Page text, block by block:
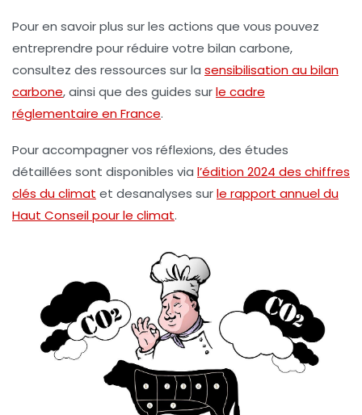
Pour en savoir plus sur les actions que vous pouvez
entreprendre pour réduire votre bilan carbone,
consultez des ressources sur la sensibilisation au bilan
carbone, ainsi que des guides surle cadre
réglementaire en France.
Pour accompagner vos réflexions, des études
détaillées sont disponibles via l’édition 2024 des chiffres
clés du climat et desanalyses surle rapport annuel du
Haut Conseil pour le climat.